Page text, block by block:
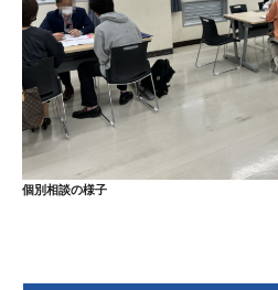
個別相談の様子